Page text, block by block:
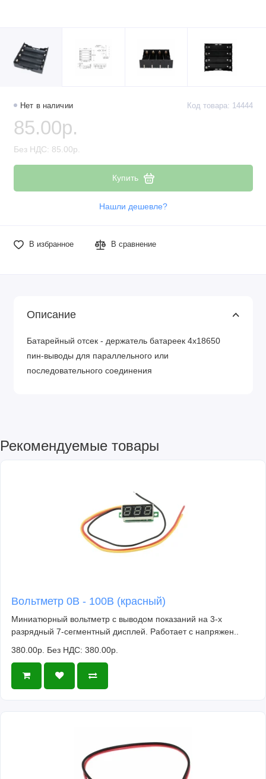
Нет в наличии Код товара: 14444
85.00р.
Без НДС: 85.00р.
Купить
Нашли дешевле?
В избранное В сравнение
Описание
Батарейный отсек - держатель батареек 4x18650
пин-выводы для параллельного или
последовательного соединения
Рекомендуемые товары
Вольтметр 0В - 100В (красный)
Миниатюрный вольтметр с выводом показаний на 3-х
разрядный 7-сегментный дисплей. Работает с напряжен..
380.00р. Без НДС: 380.00р.